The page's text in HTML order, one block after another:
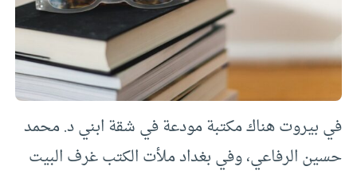
في بيروت هناك مكتبة مودعة في شقة ابني د. محمد
حسين الرفاعي، وفي بغداد ملأت الكتب غرف البيت